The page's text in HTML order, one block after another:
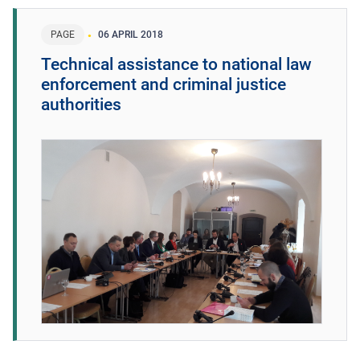
PAGE 06 APRIL 2018
Technical assistance to national law
enforcement and criminal justice
authorities